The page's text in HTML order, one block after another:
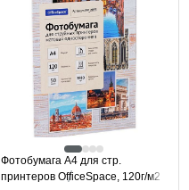
Фотобумага А4 для стр.
принтеров OfficeSpace, 120г/м2